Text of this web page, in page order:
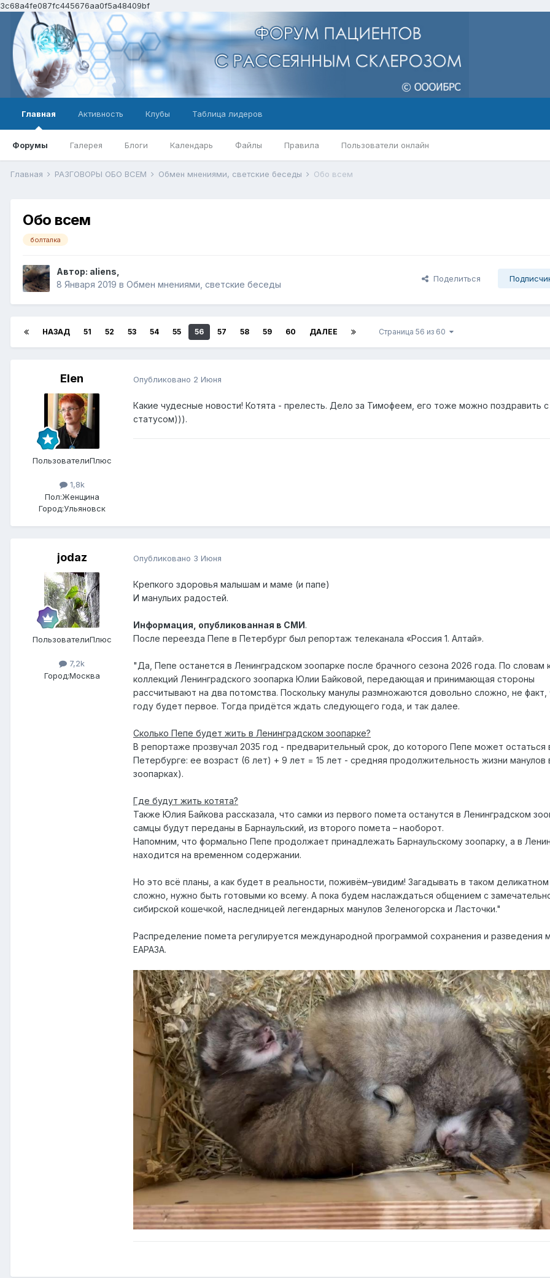
3c68a4fe087fc445676aa0f5a48409bf
Главная
Форумы Галерея Блоги Календарь Файлы Правила Пользователи онлайн
Активность Клубы Таблица лидеров
Главная РАЗГОВОРЫ ОБО ВСЕМ Обмен мнениями, светские беседы Обо всем
Обо всем
болталка
Автор: aliens
8 Января 2019 в Обмен мнениями, светские беседы
Поделиться
НАЗАД 51 52 53 54 55 56 57 58 59 60 ДАЛЕЕ Страница 56 из 60
Elen
ПользователиПлюс
1,8k
Пол:Женщина
Город:Ульяновск
Опубликовано 2 Июня
Какие чудесные новости! Котята - прелесть. Дело за Тимофеем, его тоже можно поздравить
статусом))).
jodaz
ПользователиПлюс
7,2k
Город:Москва
Опубликовано 3 Июня
Крепкого здоровья малышам и маме (и папе)
И манульих радостей.
Информация, опубликованная в СМИ.
После переезда Пепе в Петербург был репортаж телеканала «Россия 1. Алтай».
"Да, Пепе останется в Ленинградском зоопарке после брачного сезона 2026 года. По словам
коллекций Ленинградского зоопарка Юлии Байковой, передающая и принимающая стороны
рассчитывают на два потомства. Поскольку манулы размножаются довольно сложно, не факт,
году будет первое. Тогда придётся ждать следующего года, и так далее.
Сколько Пепе будет жить в Ленинградском зоопарке?
В репортаже прозвучал 2035 год - предварительный срок, до которого Пепе может остаться
Петербурге: ее возраст (6 лет) + 9 лет = 15 лет - средняя продолжительность жизни манулов
зоопарках).
Где будут жить котята?
Также Юлия Байкова рассказала, что самки из первого помета останутся в Ленинградском
самцы будут переданы в Барнаульский, из второго помета – наоборот.
Напомним, что формально Пепе продолжает принадлежать Барнаульскому зоопарку, а в
находится на временном содержании.
Но это всё планы, а как будет в реальности, поживём–увидим! Загадывать в таком
сложно, нужно быть готовыми ко всему. А пока будем наслаждаться общением с
сибирской кошечкой, наследницей легендарных манулов Зеленогорска и Ласточки."
Распределение помета регулируется международной программой сохранения и разведения
ЕАРАЗА.